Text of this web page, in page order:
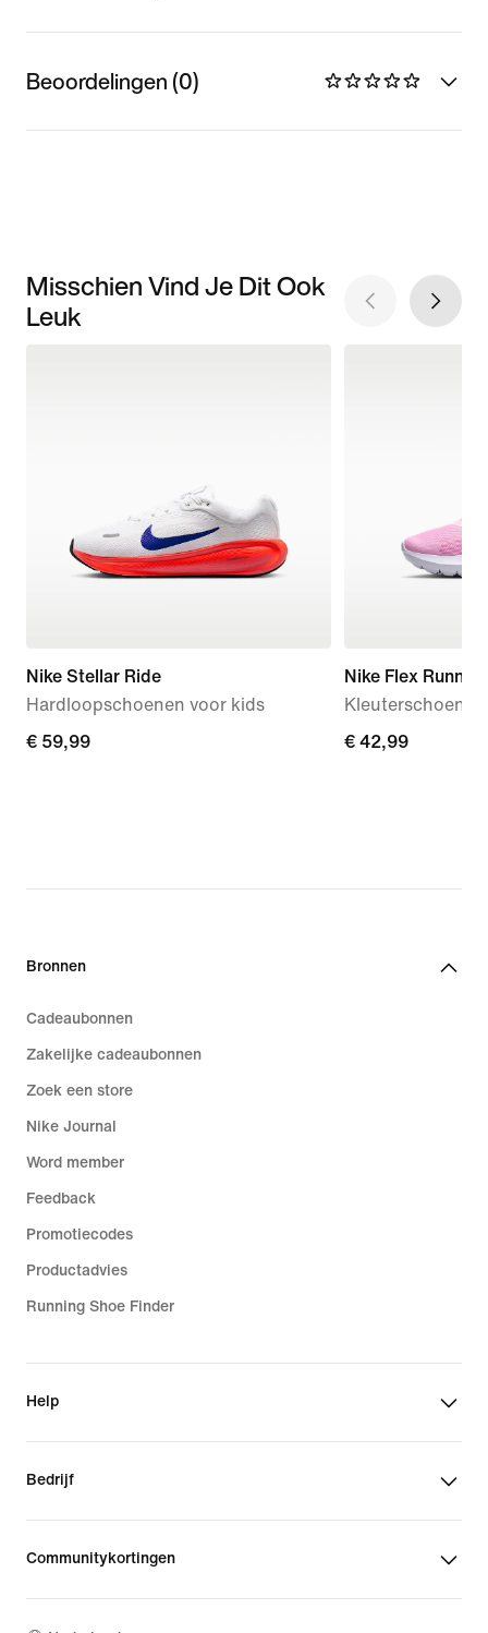
Beoordelingen (0)
Misschien Vind Je Dit Ook
Leuk
Nike Stellar Ride
Hardloopschoenen voor kids
€ 59,99
€ 59,99
Nike Flex Runner
Kleuterschoenen
€ 42,99
€ 42,99
Bronnen
Cadeaubonnen
Zakelijke cadeaubonnen
Zoek een store
Nike Journal
Word member
Feedback
Promotiecodes
Productadvies
Running Shoe Finder
Help
Bedrijf
Communitykortingen